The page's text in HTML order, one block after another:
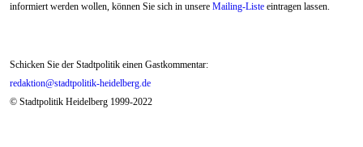
informiert werden wollen, können Sie sich in unsere Mailing-Liste eintragen lassen.
Schicken Sie der Stadtpolitik einen Gastkommentar:
redaktion@stadtpolitik-heidelberg.de
© Stadtpolitik Heidelberg 1999-2022